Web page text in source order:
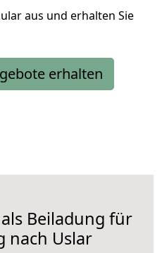
aus und erhalten Sie
erhalten
Beiladung für
nach Uslar